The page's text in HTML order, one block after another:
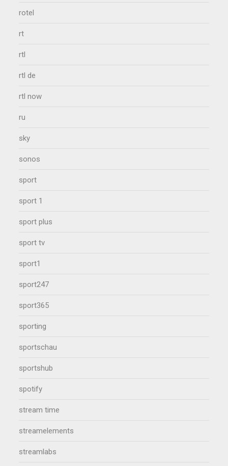
rotel
rt
rtl
rtl de
rtl now
ru
sky
sonos
sport
sport 1
sport plus
sport tv
sport1
sport247
sport365
sporting
sportschau
sportshub
spotify
stream time
streamelements
streamlabs